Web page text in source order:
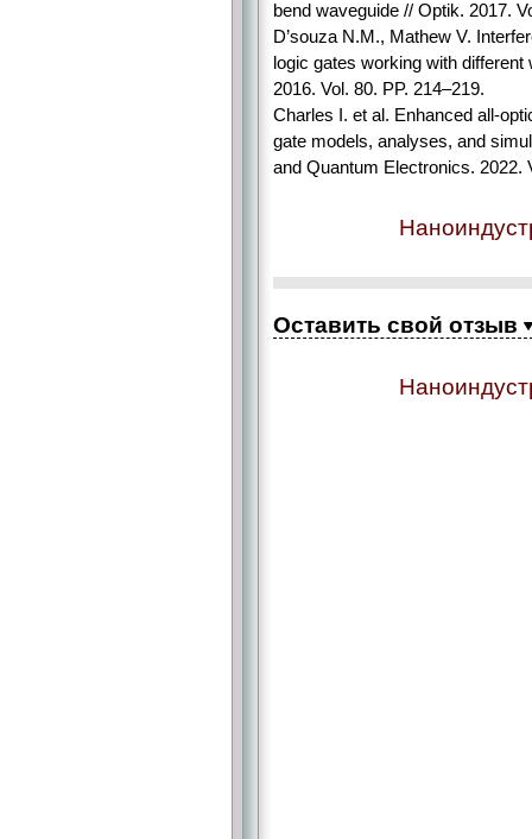
bend waveguide // Optik. 2017.
D’souza N.M., Mathew V.
logic gates working with
2016. Vol. 80. PP. 214–219.
Charles I. et al. Enhanced all-
gate models, analyses, and
and Quantum Electronics. 2022.
Оставить свой отзыв